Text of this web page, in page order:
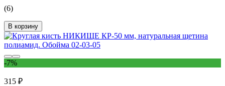
(6)
В корзину
-7%
315 ₽